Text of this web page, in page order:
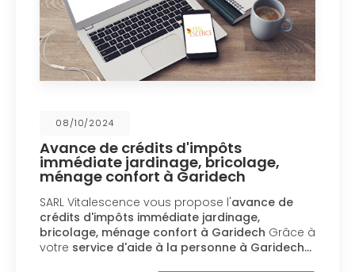
08/10/2024
Avance de crédits d'impôts
immédiate jardinage, bricolage,
ménage confort à Garidech
SARL Vitalescence vous propose l'avance de
crédits d'impôts immédiate jardinage,
bricolage, ménage confort à GaridechGrâce à
votreservice d'aide à la personne à Garidech…